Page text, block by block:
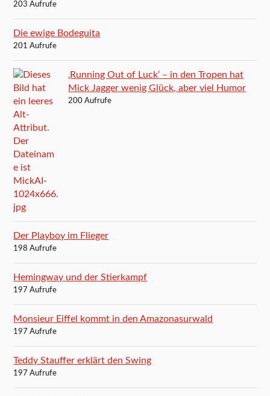
203 Aufrufe
Die ewige Bodeguita
201 Aufrufe
‚Running Out of Luck‘ – in den Tropen hat
Mick Jagger wenig Glück, aber viel Humor
200 Aufrufe
Der Playboy im Flieger
198 Aufrufe
Hemingway und der Stierkampf
197 Aufrufe
Monsieur Eiffel kommt in den Amazonasurwald
197 Aufrufe
Teddy Stauffer erklärt den Swing
197 Aufrufe